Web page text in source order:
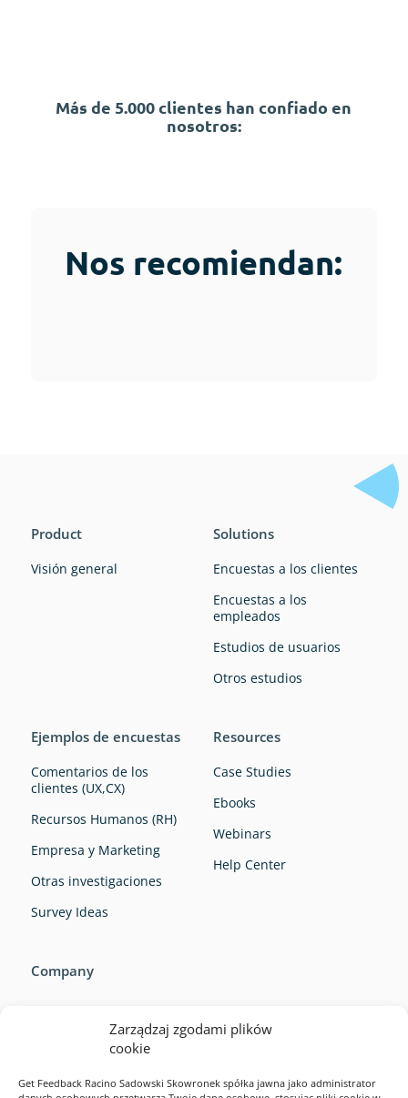
Zarządzaj zgodami plików
cookie
Get Feedback Racino Sadowski Skowronek spółka jawna jako administrator
Más de 5.000 clientes han confiado en
nosotros:
Nos recomiendan:
Product
Visión general
Solutions
Encuestas a los clientes
Encuestas a los
empleados
Estudios de usuarios
Otros estudios
Ejemplos de encuestas
Comentarios de los
clientes (UX,CX)
Recursos Humanos (RH)
Empresa y Marketing
Otras investigaciones
Survey Ideas
Resources
Case Studies
Ebooks
Webinars
Help Center
Company